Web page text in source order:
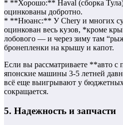
* **Хорошо:** Haval (сборка
оцинкованы добротно.
* **Нюанс:** У Chery и многих
оцинкован весь кузов, *кроме
лобового — и через зиму там
бронепленки на крышу и капот.
Если вы рассматриваете **авто
японские машины 3-5 летней
всё еще выигрывают у
сокращается.
5. Надежность и запчасти